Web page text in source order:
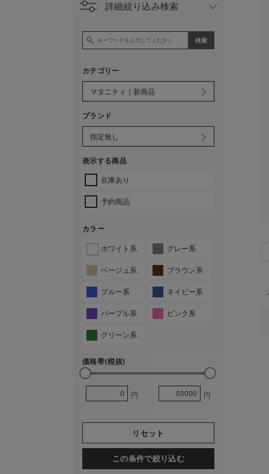
詳細絞り込み検索
カテゴリー
ブランド
表示する商品
在庫あり
予約商品
カラー
ホワイト系 グレー系
ベージュ系 ブラウン系
ブルー系 ネイビー系
パープル系 ピンク系
グリーン系
価格帯(税抜)
円 円
リセット
この条件で絞り込む